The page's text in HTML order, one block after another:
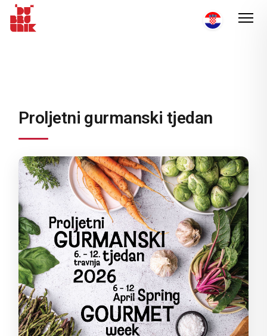
Proljetni gurmanski tjedan